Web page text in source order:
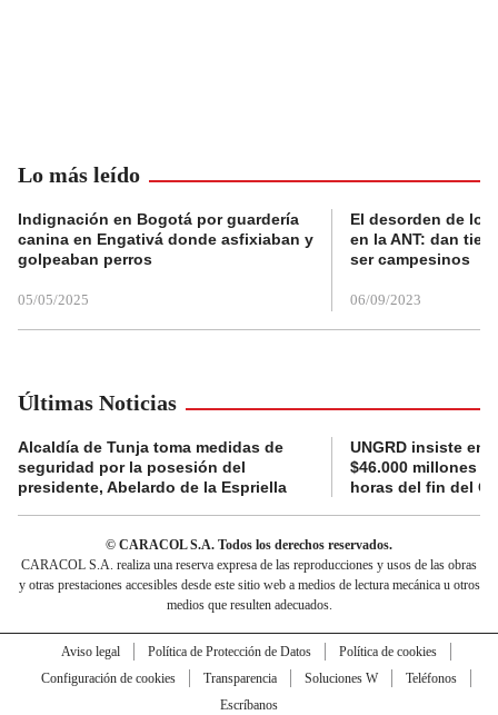
Lo más leído
Indignación en Bogotá por guardería
canina en Engativá donde asfixiaban y
golpeaban perros
05/05/2025
El desorden de
en la ANT: dan
ser campesinos
06/09/2023
Últimas Noticias
Alcaldía de Tunja toma medidas de
seguridad por la posesión del
presidente, Abelardo de la Espriella
UNGRD insiste en
$46.000 millones
horas del fin del
© CARACOL S.A. Todos los derechos reservados.
CARACOL S.A. realiza una reserva expresa de las reproducciones y usos de las obras
y otras prestaciones accesibles desde este sitio web a medios de lectura mecánica u otros
medios que resulten adecuados.
Aviso legal Política de Protección de Datos
Política de cookies
Configuración de cookies
Transparencia Soluciones W
Teléfonos
Escríbanos